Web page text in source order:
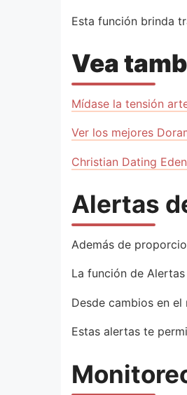
Esta función brinda
Vea
Mídase la tensión
Ver los mejores
Christian Dating
Alertas
Además de
La función de
Desde cambios en
Estas alertas te